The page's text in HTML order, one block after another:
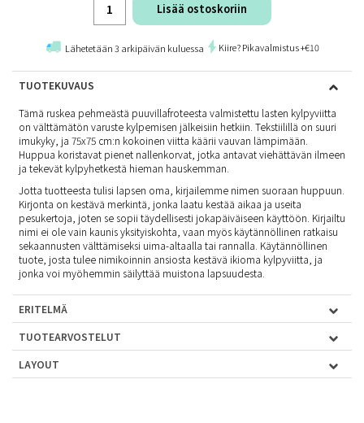
Lisää ostoskoriin
Lähetetään 3 arkipäivän kuluessa Kiire? Pikavalmistus +€10
TUOTEKUVAUS
Tämä ruskea pehmeästä puuvillafroteesta valmistettu lasten kylpyviitta
on välttämätön varuste kylpemisen jälkeisiin hetkiin. Tekstiilillä on suuri
imukyky, ja 75x75 cm:n kokoinen viitta käärii vauvan lämpimään.
Huppua koristavat pienet nallenkorvat, jotka antavat viehättävän ilmeen
ja tekevät kylpyhetkestä hieman hauskemman.
Jotta tuotteesta tulisi lapsen oma, kirjailemme nimen suoraan huppuun.
Kirjonta on kestävä merkintä, jonka laatu kestää aikaa ja useita
pesukertoja, joten se sopii täydellisesti jokapäiväiseen käyttöön. Kirjailtu
nimi ei ole vain kaunis yksityiskohta, vaan myös käytännöllinen ratkaisu
sekaannusten välttämiseksi uima-altaalla tai rannalla. Käytännöllinen
tuote, josta tulee nimikoinnin ansiosta kestävä ikioma kylpyviitta, ja
jonka voi myöhemmin säilyttää muistona lapsuudesta.
ERITELMÄ
TUOTEARVOSTELUT
LAYOUT